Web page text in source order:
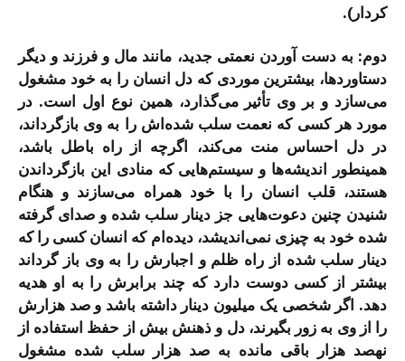
کردار).
دوم: به دست آوردن نعمتی جدید، مانند مال و فرزند و دیگر
دستاوردها، بیشترین موردی که دل انسان را به خود مشغول
می‌سازد و بر وی تأثیر می‌گذارد، همین نوع اول است. در
مورد هر کسی که نعمت سلب شده‌اش را به وی بازگرداند،
در دل احساس منت می‌کند، اگرچه از راه باطل باشد،
همینطور اندیشه‌ها و سیستم‌هایی که منادی این بازگرداندن
هستند، قلب انسان را با خود همراه می‌سازند و هنگام
شنیدن چنین دعوت‌هایی جز دینار سلب شده و صدای گرفته
شده خود به چیزی نمی‌اندیشد، دیده‌ام که انسان کسی را که
دینار سلب شده از راه ظلم و اجبارش را به وی باز گرداند
بیشتر از کسی دوست دارد که چند برابرش را به او هدیه
دهد. اگر شخصی یک میلیون دینار داشته باشد و صد هزارش
را از وی به زور بگیرند، دل و ذهنش بیش از حفظ استفاده از
نهصد هزار باقی مانده به صد هزار سلب شده مشغول